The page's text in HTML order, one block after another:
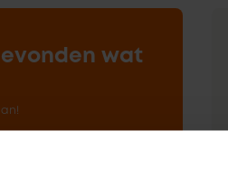
wat